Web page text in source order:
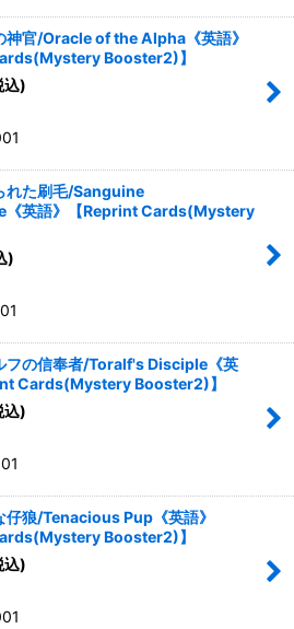
神官/Oracle of the Alpha《英語》
Booster2)】
込)
れた刷毛/Sanguine
英語》【Reprint Cards(Mystery
)
フの信奉者/Toralf's Disciple《英
Cards(Mystery Booster2)】
込)
仔狼/Tenacious Pup《英語》
Booster2)】
込)